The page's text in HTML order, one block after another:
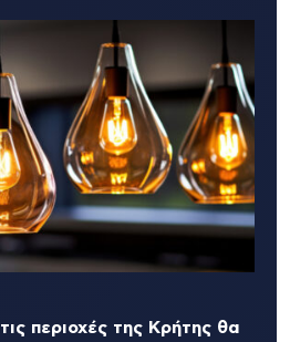
περιοχές της Κρήτης θα